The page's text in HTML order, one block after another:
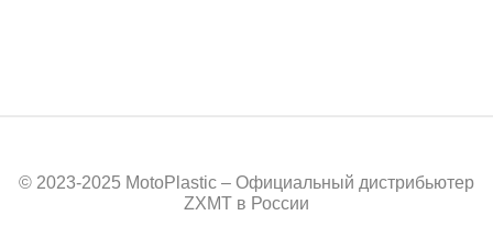
© 2023-2025 MotoPlastic – Официальный дистрибьютер
ZXMT в России